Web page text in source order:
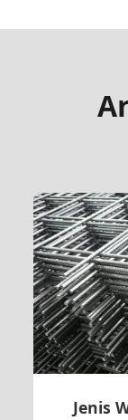
Jenis